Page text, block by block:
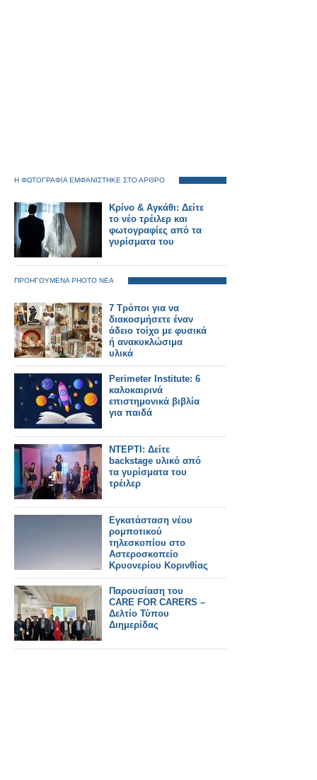
Η ΦΩΤΟΓΡΑΦΙΑ ΕΜΦΑΝΙΣΤΗΚΕ ΣΤΟ ΑΡΘΡΟ
Κρίνο & Αγκάθι: Δείτε
το νέο τρέιλερ και
φωτογραφίες από τα
γυρίσματα του
ΠΡΟΗΓΟΥΜΕΝΑ PHOTO ΝΕΑ
7 Τρόποι για να
διακοσμήσετε έναν
άδειο τοίχο με φυσικά
ή ανακυκλώσιμα
υλικά
Perimeter Institute: 6
καλοκαιρινά
επιστημονικά βιβλία
για παιδά
ΝΤΕΡΤΙ: Δείτε
backstage υλικό από
τα γυρίσματα του
τρέιλερ
Εγκατάσταση νέου
ρομποτικού
τηλεσκοπίου στο
Αστεροσκοπείο
Κρυονερίου Κορινθίας
Παρουσίαση του
CARE FOR CARERS –
Δελτίο Τύπου
Διημερίδας